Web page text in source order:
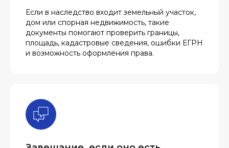
Если в наследство входит земельный участок,
дом или спорная недвижимость, такие
документы помогают проверить границы,
площадь, кадастровые сведения, ошибки ЕГРН
и возможность оформления права.